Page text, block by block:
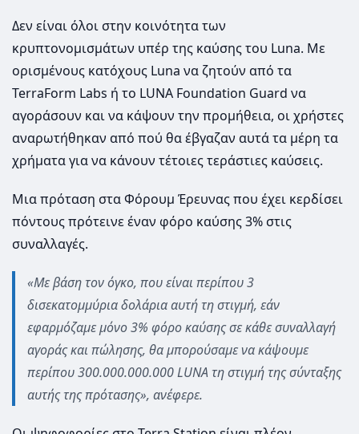
Δεν είναι όλοι στην κοινότητα των
κρυπτονομισμάτων υπέρ της καύσης του Luna. Με
ορισμένους κατόχους Luna να ζητούν από τα
TerraForm Labs ή το LUΝΑ Foundation Guard να
αγοράσουν και να κάψουν την προμήθεια, οι χρήστες
αναρωτήθηκαν από πού θα έβγαζαν αυτά τα μέρη τα
χρήματα για να κάνουν τέτοιες τεράστιες καύσεις.
Μια πρόταση στα Φόρουμ Έρευνας που έχει κερδίσει
πόντους πρότεινε έναν φόρο καύσης 3% στις
συναλλαγές.
«Με βάση τον όγκο, που είναι περίπου 3
δισεκατομμύρια δολάρια αυτή τη στιγμή, εάν
εφαρμόζαμε μόνο 3% φόρο καύσης σε κάθε συναλλαγή
αγοράς και πώλησης, θα μπορούσαμε να κάψουμε
περίπου 300.000.000.000 LUNA τη στιγμή της σύνταξης
αυτής της πρότασης», ανέφερε.